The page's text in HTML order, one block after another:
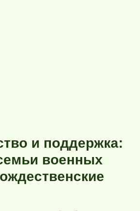
и поддержка:
военных